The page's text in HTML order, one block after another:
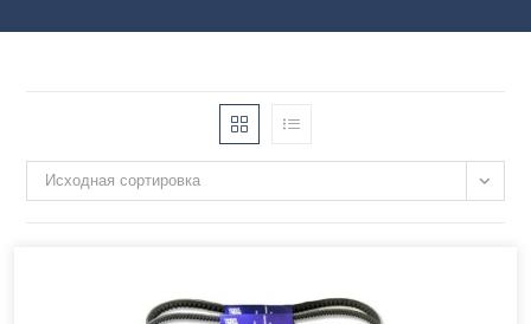
Исходная сортировка